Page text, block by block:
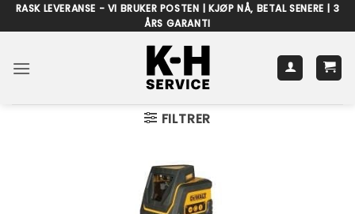
Skip
to
RASK LEVERANSE - VI BRUKER POSTEN | KJØP NÅ, BETAL SENERE | 3
ÅRS GARANTI
FILTRER